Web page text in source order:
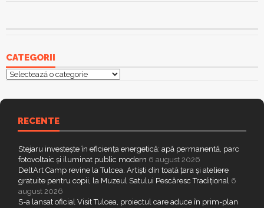
CATEGORII
Categorii
RECENTE
Stejaru investește în eficiența energetică: apă permanentă, parc
fotovoltaic și iluminat public modern 6 august 2026
DeltArt Camp revine la Tulcea. Artiști din toată țara și ateliere
gratuite pentru copii, la Muzeul Satului Pescăresc Tradițional 6
august 2026
S-a lansat oficial Visit Tulcea, proiectul care aduce în prim-plan